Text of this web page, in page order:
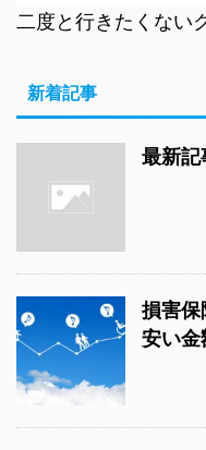
二度と行きたくない
新着記事
最新記
損害保
安い金